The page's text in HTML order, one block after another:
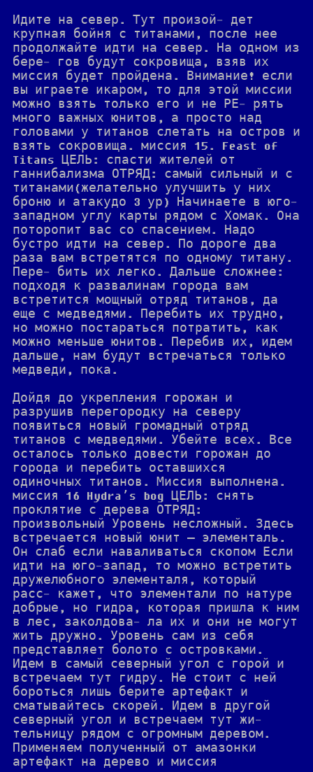
Идите на север. Тут произой- дет
крупная бойня с титанами, после нее
продолжайте идти на север. На одном из
бере- гов будут сокровища, взяв их
миссия будет пройдена. Внимание! если
вы играете икаром, то для этой миссии
можно взять только его и не РЕ- рять
много важных юнитов, а просто над
головами у титанов слетать на остров и
взять сокровища. миссия 15. Feast of
Titans ЦЕЛЬ: спасти жителей от
ганнибализма ОТРЯД: самый сильный и с
титанами(желательно улучшить у них
броню и атакудо 3 ур) Начинаете в юго-
западном углу карты рядом с Хомак. Она
поторопит вас со спасением. Надо
бустро идти на север. По дороге два
раза вам встретятся по одному титану.
Пере- бить их легко. Дальше сложнее:
подходя к развалинам города вам
встретится мощный отряд титанов, да
еще с медведями. Перебить их трудно,
но можно постараться потратить, как
можно меньше юнитов. Перебив их, идем
дальше, нам будут встречаться только
медведи, пока.
Дойдя до укрепления горожан и
разрушив перегородку на северу
появиться новый громадный отряд
титанов с медведями. Убейте всех. Все
осталось только довести горожан до
города и перебить оставшихся
одиночных титанов. Миссия выполнена.
миссия 16 Hydra’s bog ЦЕЛЬ: снять
проклятие с дерева ОТРЯД:
произвольный Уровень несложный. Здесь
встречается новый юнит — элементаль.
Он слаб если наваливаться скопом Если
идти на юго-запад, то можно встретить
дружелюбного элементаля, который
расс- кажет, что элементали по натуре
добрые, но гидра, которая пришла к ним
в лес, заколдова- ла их и они не могут
жить дружно. Уровень сам из себя
представляет болото с островками.
Идем в самый северный угол с горой и
встречаем тут гидру. Не стоит с ней
бороться лишь берите артефакт и
сматывайтесь скорей. Идем в другой
северный угол и встречаем тут жи-
тельницу рядом с огромным деревом.
Применяем полученный от амазонки
артефакт на дерево и миссия